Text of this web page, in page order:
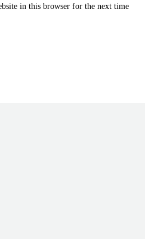
in this browser for the next time